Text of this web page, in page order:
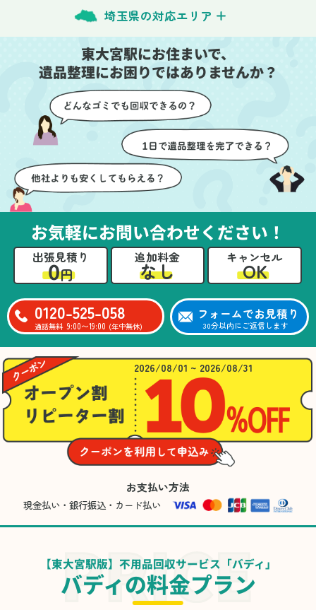
んが手際よく片付けてく
れたので、部屋が驚くほ
どスッキリしました。自
分では手が回らなかった
場所も含め、プロの力を
実感しました。
特に、物が散乱していた
部屋の整理や、細かなア
イテムの仕分けを迅速か
つ丁寧に対応していただ
けたのがありがたかった
です。家族それぞれが必
要なものを確認しながら
進めることができ、安心
できました。さらに、作
業終了後には部屋全体を
清掃していただき、まる
で新しい家のような清潔
よく対応していただき驚
きました。
当日は2名のスタッフが来
てくださり、作業の流れ
や注意点をしっかり説明
していただけたので、こ
ちらも安心感を持って作
業を見守ることができま
した。運び出しの際も、
壁や床を傷つけないよう
に細心の注意を払ってい
ただき、家全体がスムー
ズに片付いていくのがと
業が終わった後には、こ
ちらからお願いしなくて
も部屋を簡単に清掃して
いただけたのも好印象で
した。
サイクル可能なものにつ
いても教えていただき、
今後の片付けにも役立つ
知識が増えました。また
何かあれば、ぜひお願い
したいと思っています。
心のこもったサービスを
ありがとうございまし
た。
埼玉県の対応エリア
東大宮駅にお住まいで、
遺品整理にお困りではありませんか？
お気軽にお問い合わせください！
出張見積り
0円
追加料金
なし
キャンセル
OK
0120-525-058
通話無料 9:00〜19:00 (年中無休)
フォームでお見積り
30分以内にご返信します
2026/08/01 ~ 2026/08/31
お支払い方法
現金払い・銀行振込・カード払い
【東大宮駅版】不用品回収サービス「バディ」
バディの料金プラン